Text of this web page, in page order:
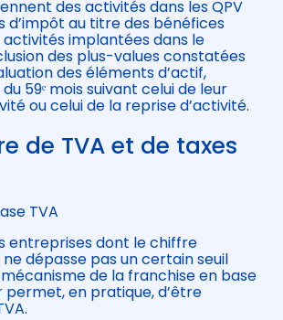
des activités dans les QPV
d’impôt au titre des bénéfices
implantées dans le
des plus-values constatées
des éléments d’actif,
59ᵉ mois suivant celui de leur
ou celui de la reprise d’activité.
de TVA et de taxes
TVA
entreprises dont le chiffre
dépasse pas un certain seuil
de la franchise en base
permet, en pratique, d’être